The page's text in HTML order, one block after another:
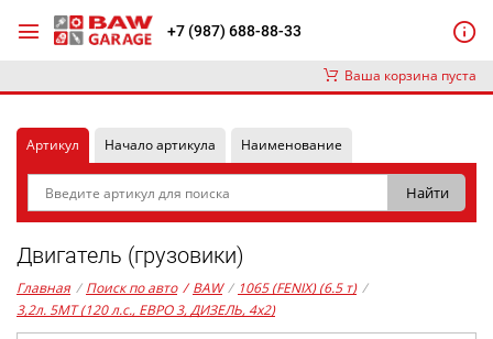
+7 (987) 688-88-33
Ваша корзина пуста
Артикул Начало артикула Наименование
Двигатель (грузовики)
Главная / Поиск по авто / BAW / 1065 (FENIX) (6.5 т) /
3,2л. 5MT (120 л.с., ЕВРО 3, ДИЗЕЛЬ, 4x2)